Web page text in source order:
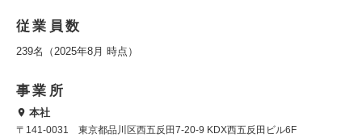
従業員数
239名（2025年8月 時点）
事業所
本社
〒141-0031 東京都品川区西五反田7-20-9 KDX西五反田ビル6F